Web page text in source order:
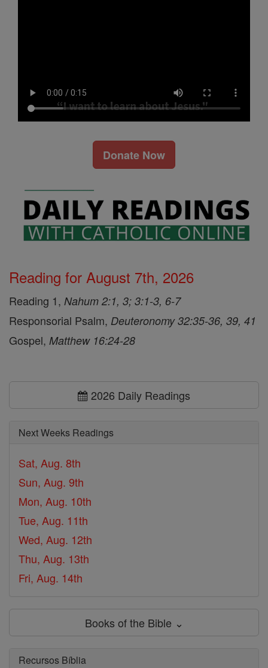
Donate Now
Reading for August 7th, 2026
Reading 1, Nahum 2:1, 3; 3:1-3, 6-7
Responsorial Psalm, Deuteronomy 32:35-36, 39, 41
Gospel, Matthew 16:24-28
2026 Daily Readings
Next Weeks Readings
Sat, Aug. 8th
Sun, Aug. 9th
Mon, Aug. 10th
Tue, Aug. 11th
Wed, Aug. 12th
Thu, Aug. 13th
Fri, Aug. 14th
Books of the Bible ⌄
Recursos Bíblia